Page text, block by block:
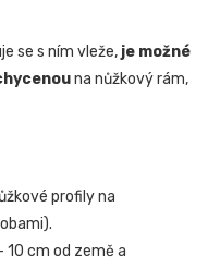
se s ním vleže, je možné
na nůžkový rám,
profily na
cm od země a